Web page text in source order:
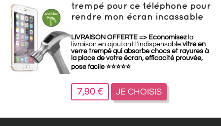
trempé pour ce téléphone pour
rendre mon écran incassable
LIVRAISON OFFERTE => Economisezla
livraison en ajoutant l'indispensable vitre en
verre trempé qui absorbe chocs et rayures à
la place de votre écran, efficacité prouvée,
pose facile ⭐⭐⭐⭐⭐
7,90 € JE CHOISIS